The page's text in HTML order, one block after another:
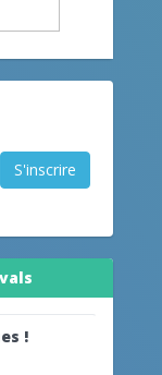
S'inscrire
!